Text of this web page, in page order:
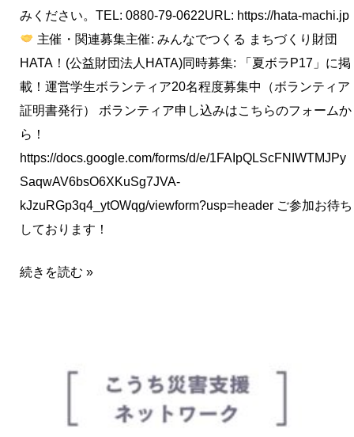
みください。TEL: 0880-79-0622URL: https://hata-machi.jp
主催・関連募集主催: みんなでつくる まちづくり財団
HATA！(公益財団法人HATA)同時募集: 「夏ボラP17」に掲
載！運営学生ボランティア20名程度募集中（ボランティア
証明書発行） ボランティア申し込みはこちらのフォームか
ら！
https://docs.google.com/forms/d/e/1FAIpQLScFNIWTMJPy
SaqwAV6bsO6XKuSg7JVA-
kJzuRGp3q4_ytOWqg/viewform?usp=header ご参加お待ち
しております！
続きを読む »